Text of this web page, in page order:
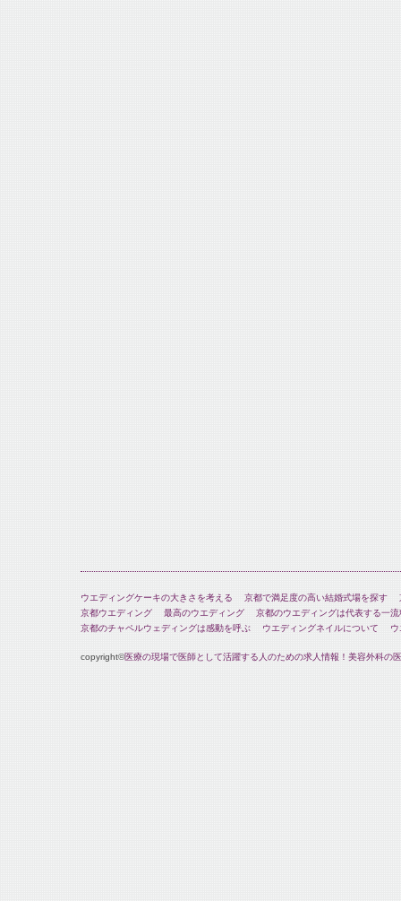
ウエディングケーキの大きさを考える 京都で満足度の高い結婚式場を探す
京都ウエディング
最高のウエディング
京都のウエディングは代表する一
京都のチャペルウェディングは感動を呼ぶ
ウエディングネイルについて
copyright©医療の現場で医師として活躍する人のための求人情報！美容外科の